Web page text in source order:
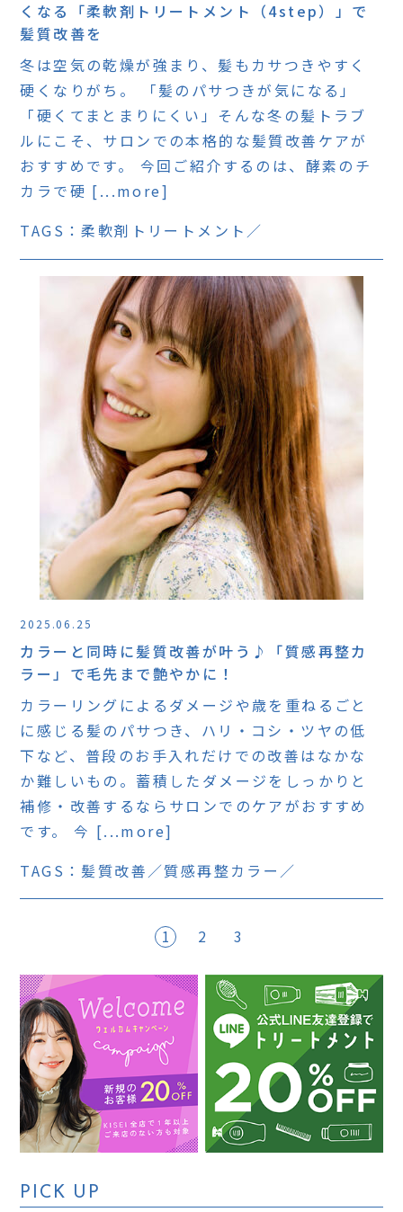
くなる「柔軟剤トリートメント（4step）」で
髪質改善を
冬は空気の乾燥が強まり、髪もカサつきやすく
硬くなりがち。 「髪のパサつきが気になる」
「硬くてまとまりにくい」そんな冬の髪トラブ
ルにこそ、サロンでの本格的な髪質改善ケアが
おすすめです。 今回ご紹介するのは、酵素のチ
カラで硬 [...more]
TAGS：柔軟剤トリートメント
2025.06.25
カラーと同時に髪質改善が叶う♪「質感再整カ
ラー」で毛先まで艶やかに！
カラーリングによるダメージや歳を重ねるごと
に感じる髪のパサつき、ハリ・コシ・ツヤの低
下など、普段のお手入れだけでの改善はなかな
か難しいもの。蓄積したダメージをしっかりと
補修・改善するならサロンでのケアがおすすめ
です。 今 [...more]
TAGS： 髪質改善 質感再整カラー
1 2 3
PICK UP